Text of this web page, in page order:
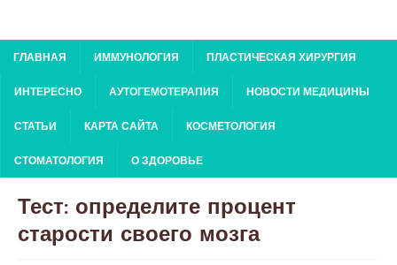
ГЛАВНАЯ ИММУНОЛОГИЯ ПЛАСТИЧЕСКАЯ ХИРУРГИЯ
ИНТЕРЕСНО АУТОГЕМОТЕРАПИЯ НОВОСТИ МЕДИЦИНЫ
СТАТЬИ КАРТА САЙТА КОСМЕТОЛОГИЯ
СТОМАТОЛОГИЯ О ЗДОРОВЬЕ
Тест: определите процент
старости своего мозга